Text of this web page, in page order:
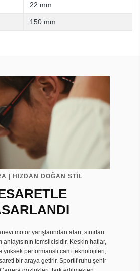
22 mm
150 mm
| HIZDAN DOĞAN STİL
motor yarışlarından alan, sınırları
anlayışının temsilcisidir. Keskin hatlar,
yüksek performanslı cam teknolojileri;
bir araya getirir. Sportif ruhu şehir